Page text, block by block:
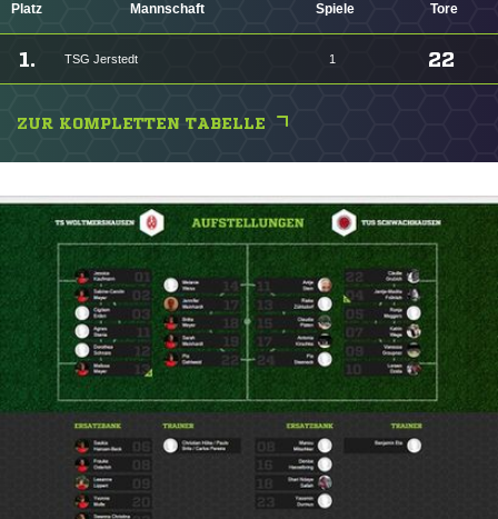
Platz Mannschaft Spiele Tore
1. TSG Jerstedt 1 22
ZUR KOMPLETTEN TABELLE